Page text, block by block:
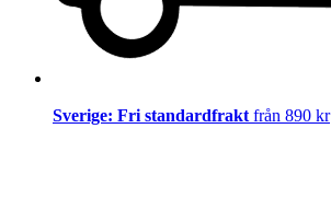
Sverige: Fri standardfrakt från 890 kr